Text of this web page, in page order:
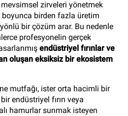
zirveleri yönetmek
boyunca birden fazla üretim
bir çözüm arar. Bu nedenle
profesyonelin gerçek
endüstriyel fırınlar ve
oluşan eksiksiz bir ekosistem
mutfağı, ister orta hacimli bir
endüstriyel fırın veya
hamurlar sunmak isteyen